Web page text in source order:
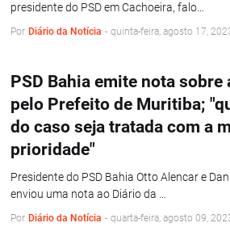
presidente do PSD em Cachoeira, falo…
Por Diário da Notícia - quinta-feira, agosto 17,
PSD Bahia emite nota
pelo Prefeito de Muritiba;
do caso seja tratada com a
prioridade"
Presidente do PSD Bahia Otto Alencar e
enviou uma nota ao Diário da …
Por Diário da Notícia - quarta-feira, agosto 09,